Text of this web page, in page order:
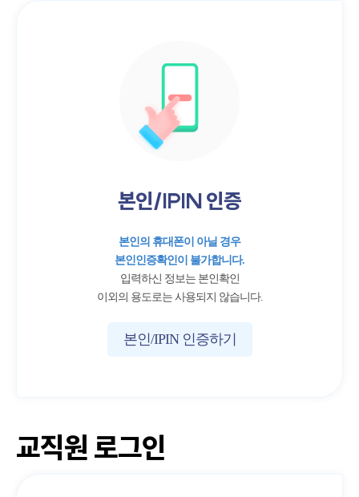
본인/IPIN 인증
본인의 휴대폰이 아닐 경우
본인인증확인이 불가합니다.
입력하신 정보는 본인확인
이외의 용도로는 사용되지 않습니다.
본인/IPIN 인증하기
교직원 로그인